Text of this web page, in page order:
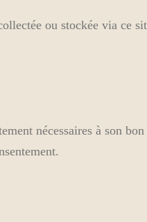
ou stockée via ce
nécessaires à son